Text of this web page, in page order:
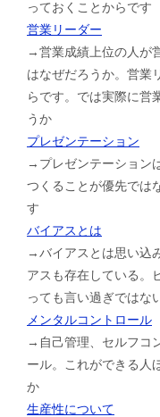
っておくことからです
営業リーダー
→営業成績上位の人が
はなぜだろうか。営業
らです。では実際に営
うか
プレゼンテーション
→プレゼンテーション
つくることが優先では
す
バイアスとは
→バイアスとは思い込
アスも存在している。
っても言い過ぎではな
メンタルコントロール
→自己管理、セルフコ
ール。これができる人
か
生産性について